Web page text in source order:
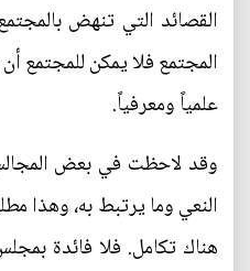
القصائد التي تنهض
المجتمع فلا يمكن للمجتمع
علمياً ومعرفياً.
وقد لاحظت في بعض
النعي وما يرتبط به، وهذا
هناك تكامل. فلا فائدة